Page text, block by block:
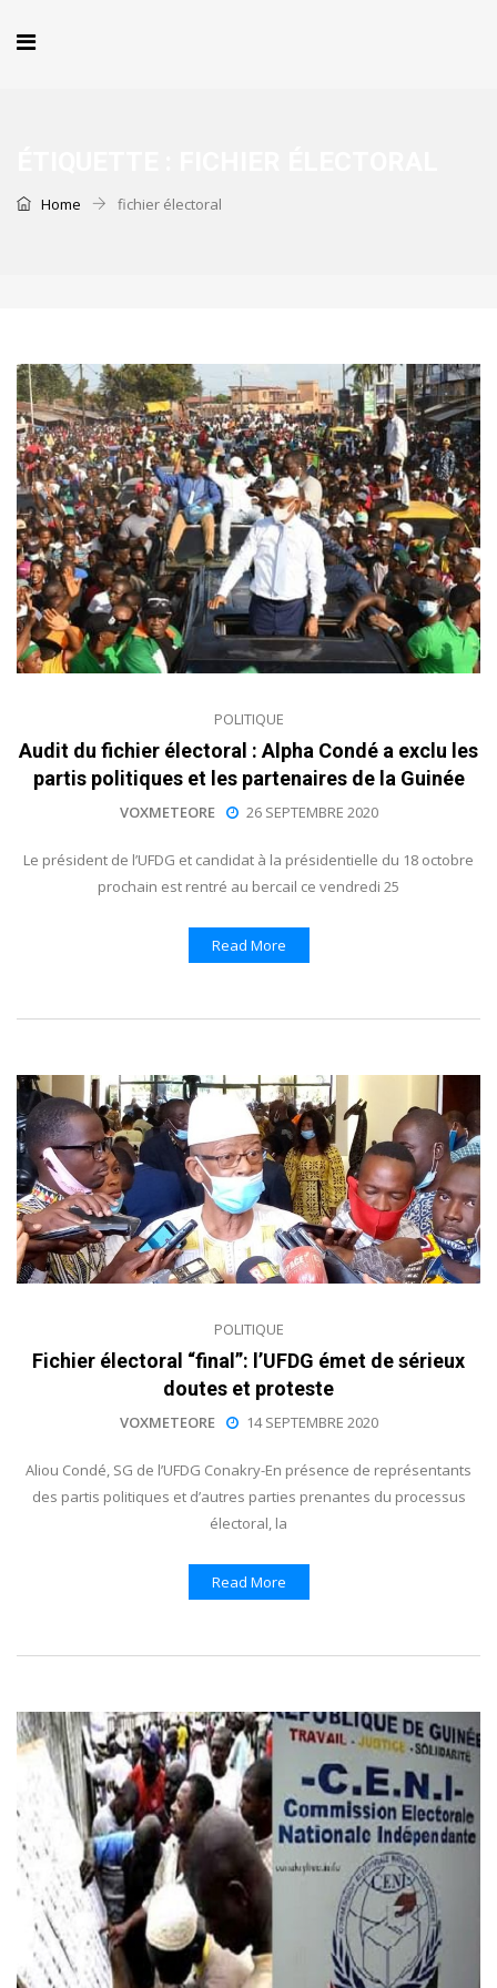
Home fichier électoral
POLITIQUE
Audit du fichier électoral : Alpha Condé a exclu les
partis politiques et les partenaires de la Guinée
VOXMETEORE 26 SEPTEMBRE 2020
Le président de l’UFDG et candidat à la présidentielle du 18 octobre
prochain est rentré au bercail ce vendredi 25
Read More
POLITIQUE
Fichier électoral “final”: l’UFDG émet de sérieux
doutes et proteste
VOXMETEORE 14 SEPTEMBRE 2020
Aliou Condé, SG de l’UFDG Conakry-En présence de représentants
des partis politiques et d’autres parties prenantes du processus
électoral, la
Read More